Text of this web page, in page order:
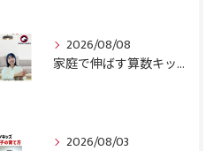
2026/08/08
家庭で伸ばす算数キッズ８月号配信しました！
2026/08/03